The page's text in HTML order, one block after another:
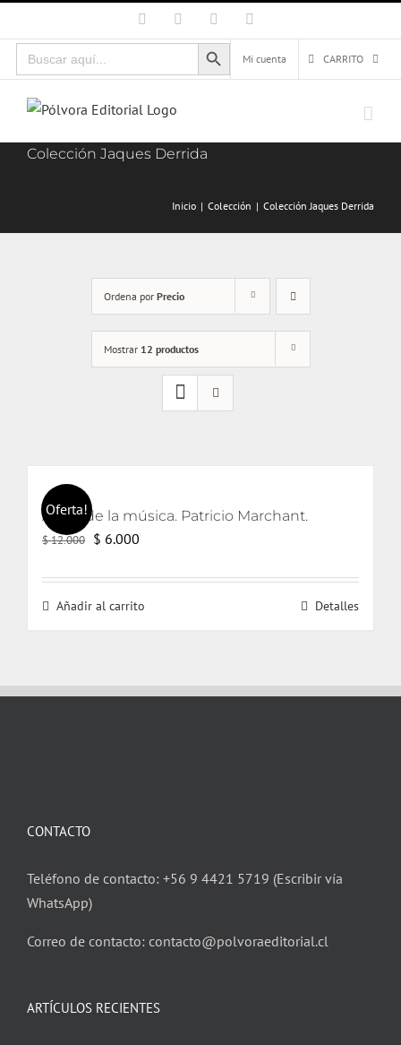
al
contenido
Facebook Instagram
Buscar:
Botón de búsqueda
Mi cuenta
CARRITO
Colección Jaques Derrida
Inicio Colección Colección Jaques Derrida
Ordena por Precio
Mostrar 12 productos
Oferta!
Amor de la música. Patricio Marchant.
$12.000 El
original
era:
$ 6.000
actual
es:
Añadir al carrito Detalles
CONTACTO
Teléfono de contacto: +56 9 4421 5719 (Escribir vía
WhatsApp)
Correo de contacto: contacto@polvoraeditorial.cl
ARTÍCULOS RECIENTES